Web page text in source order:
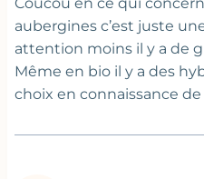
aubergines c’est juste
attention moins il y a de
Même en bio il y a des
choix en connaissance de